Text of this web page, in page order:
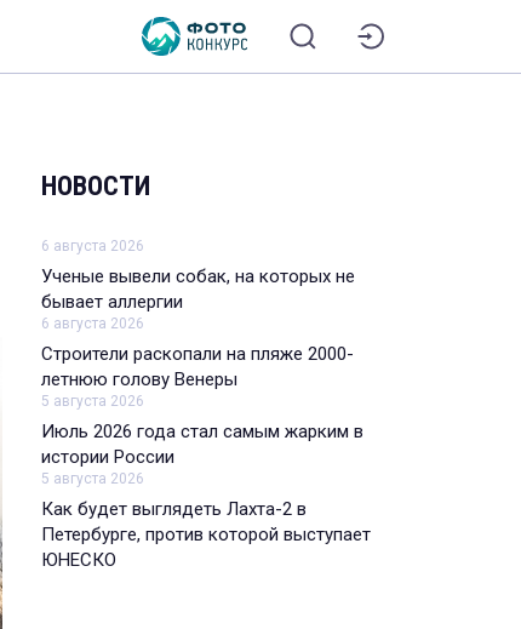
НОВОСТИ
6 августа 2026
Ученые вывели собак, на которых не
бывает аллергии
6 августа 2026
Строители раскопали на пляже 2000-
летнюю голову Венеры
5 августа 2026
Июль 2026 года стал самым жарким в
истории России
5 августа 2026
Как будет выглядеть Лахта-2 в
Петербурге, против которой выступает
ЮНЕСКО